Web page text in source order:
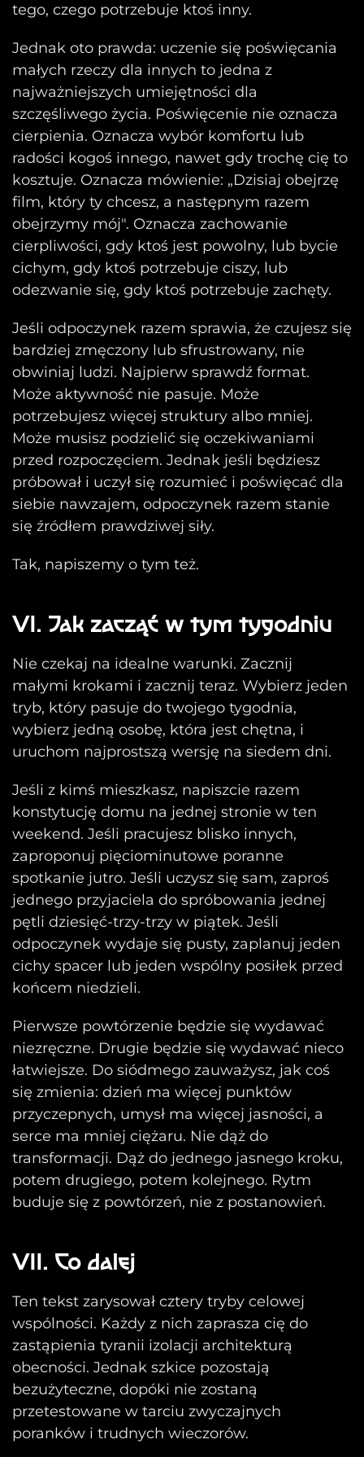
tego, czego potrzebuje ktoś inny.
Jednak oto prawda: uczenie się poświęcania
małych rzeczy dla innych to jedna z
najważniejszych umiejętności dla
szczęśliwego życia. Poświęcenie nie oznacza
cierpienia. Oznacza wybór komfortu lub
radości kogoś innego, nawet gdy trochę cię to
kosztuje. Oznacza mówienie: „Dzisiaj obejrzę
film, który ty chcesz, a następnym razem
obejrzymy mój". Oznacza zachowanie
cierpliwości, gdy ktoś jest powolny, lub bycie
cichym, gdy ktoś potrzebuje ciszy, lub
odezwanie się, gdy ktoś potrzebuje zachęty.
Jeśli odpoczynek razem sprawia, że czujesz się
bardziej zmęczony lub sfrustrowany, nie
obwiniaj ludzi. Najpierw sprawdź format.
Może aktywność nie pasuje. Może
potrzebujesz więcej struktury albo mniej.
Może musisz podzielić się oczekiwaniami
przed rozpoczęciem. Jednak jeśli będziesz
próbował i uczył się rozumieć i poświęcać dla
siebie nawzajem, odpoczynek razem stanie
się źródłem prawdziwej siły.
Tak, napiszemy o tym też.
VI. Jak zacząć w tym tygodniu
Nie czekaj na idealne warunki. Zacznij
małymi krokami i zacznij teraz. Wybierz jeden
tryb, który pasuje do twojego tygodnia,
wybierz jedną osobę, która jest chętna, i
uruchom najprostszą wersję na siedem dni.
Jeśli z kimś mieszkasz, napiszcie razem
konstytucję domu na jednej stronie w ten
weekend. Jeśli pracujesz blisko innych,
zaproponuj pięciominutowe poranne
spotkanie jutro. Jeśli uczysz się sam, zaproś
jednego przyjaciela do spróbowania jednej
pętli dziesięć-trzy-trzy w piątek. Jeśli
odpoczynek wydaje się pusty, zaplanuj jeden
cichy spacer lub jeden wspólny posiłek przed
końcem niedzieli.
Pierwsze powtórzenie będzie się wydawać
niezręczne. Drugie będzie się wydawać nieco
łatwiejsze. Do siódmego zauważysz, jak coś
się zmienia: dzień ma więcej punktów
przyczepnych, umysł ma więcej jasności, a
serce ma mniej ciężaru. Nie dąż do
transformacji. Dąż do jednego jasnego kroku,
potem drugiego, potem kolejnego. Rytm
buduje się z powtórzeń, nie z postanowień.
VII. Co dalej
Ten tekst zarysował cztery tryby celowej
wspólności. Każdy z nich zaprasza cię do
zastąpienia tyranii izolacji architekturą
obecności. Jednak szkice pozostają
bezużyteczne, dopóki nie zostaną
przetestowane w tarciu zwyczajnych
poranków i trudnych wieczorów.